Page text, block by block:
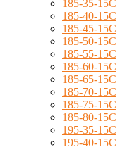
185-35-15C
185-40-15C
185-45-15C
185-50-15C
185-55-15C
185-60-15C
185-65-15C
185-70-15C
185-75-15C
185-80-15C
195-35-15C
195-40-15C